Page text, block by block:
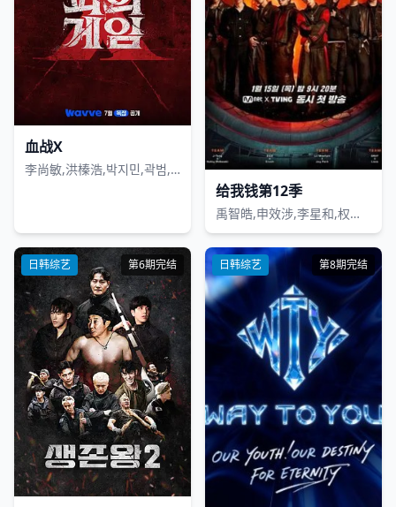
血战X
李尚敏,洪榛浩,박지민,곽범,서출구,하승진
给我钱第12季
禹智皓,申效涉,李星和,权爀禹,J-Tong,Hukky Shibaseki,Lil Moshpit,朴宰范
日韩综艺 第6期完结 日韩综艺 第8期完结